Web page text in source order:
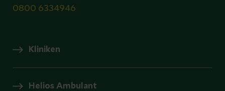
0800 6334946
Kliniken
Helios Ambulant